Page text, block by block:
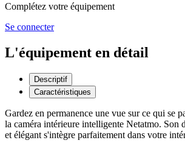
Complétez votre équipement
Se connecter
L'équipement en détail
Descriptif
Caractéristiques
Gardez en permanence une vue sur ce qui se
la caméra intérieure intelligente Netatmo. Son
et élégant s'intègre parfaitement dans votre